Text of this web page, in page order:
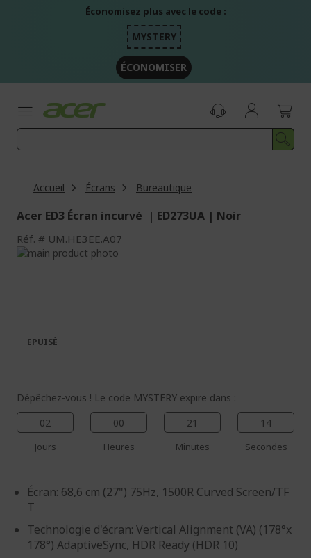
Économisez plus avec le code :
MYSTERY
ÉCONOMISER
Accueil Écrans Bureautique
Acer ED3 Écran incurvé | ED273UA | Noir
Réf. UM.HE3EE.A07
Passer
galerie
d’images
Galerie
d’images
Dépêchez-vous ! Le code MYSTERY expire dans :
02
Jours
00
Heures
21
Minutes
13
Secondes
Écran: 68,6 cm (27") 75Hz, 1500R Curved Screen/TF
T
Technologie d'écran: Vertical Alignment (VA) (178°x
178°) AdaptiveSync, HDR Ready (HDR 10)
EPUISÉ